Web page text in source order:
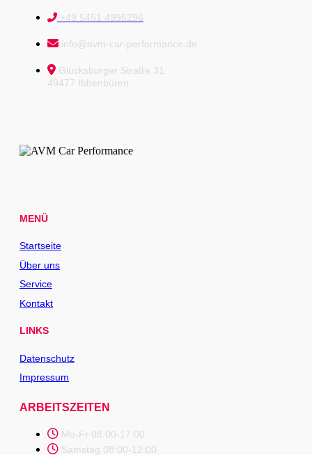
+49 5451 4995296
info@avm-car-performance.de
Glücksburger Straße 31
49477 Ibbenbüren
MENÜ
Startseite
Über uns
Service
Kontakt
LINKS
Datenschutz
Impressum
ARBEITSZEITEN
Mo-Fr 08:00-17:00
Samstag 08:00-12:00